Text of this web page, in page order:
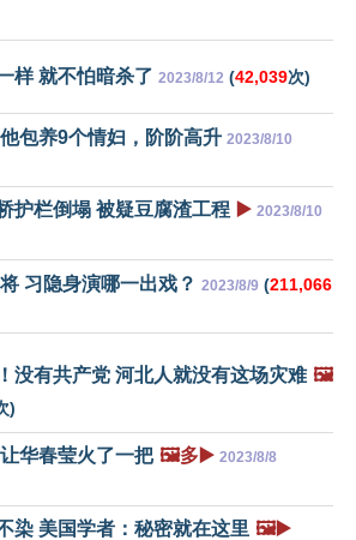
样 就不怕暗杀了 2023/8/12 (42,039次)
包养9个情妇，阶阶高升 2023/8/10
护栏倒塌 被疑豆腐渣工程 ▶️ 2023/8/10
习隐身演哪一出戏？ 2023/8/9 (211,066
没有共产党 河北人就没有这场灾难 🖼️
)
华春莹火了一把 🖼️多▶️ 2023/8/8
染 美国学者：秘密就在这里 🖼️▶️